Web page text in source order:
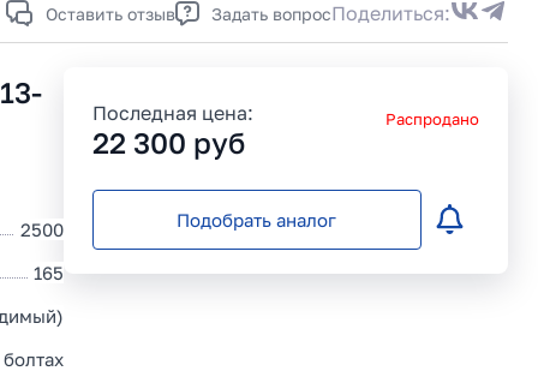
Оставить отзыв Задать вопросПоделиться:
2500
165
Последная цена:
22 300 руб
Распродано
Подобрать аналог